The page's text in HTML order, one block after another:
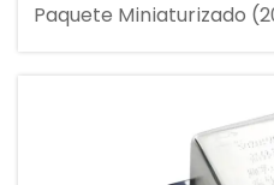
Paquete Miniaturizado